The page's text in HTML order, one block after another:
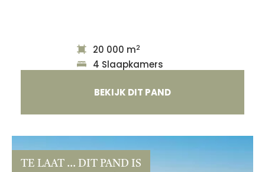
20 000 m2
4 Slaapkamers
BEKIJK DIT PAND
TE LAAT ... DIT PAND IS